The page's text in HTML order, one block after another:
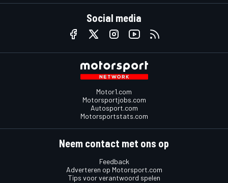
Social media
Motor1.com
Motorsportjobs.com
Autosport.com
Motorsportstats.com
Neem contact met ons op
Feedback
Adverteren op Motorsport.com
Tips voor verantwoord spelen